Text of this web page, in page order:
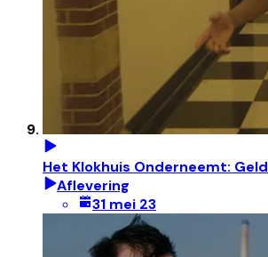
Het Klokhuis Onderneemt: Geld
Aflevering
31 mei 23